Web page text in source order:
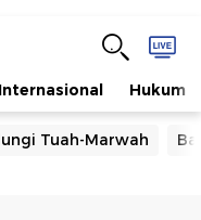
Internasional Hukum
Tuah-Marwah